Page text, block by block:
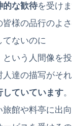
的な歓待を受けま
様の品行のよさ
てないのに
いう人間像を
達の描写がそれ
していています。
館や料亭に出